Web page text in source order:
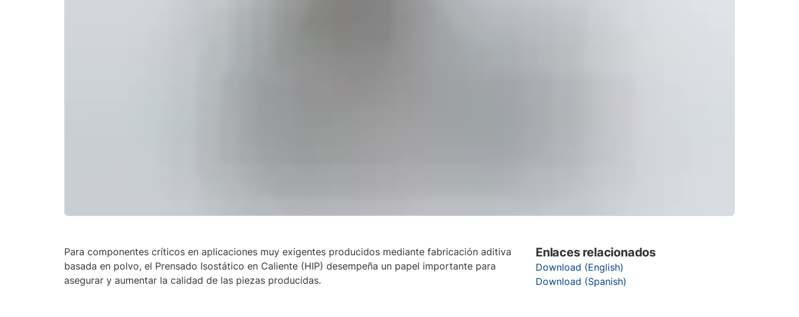
Para componentes críticos en aplicaciones muy exigentes producidos mediante fabricación aditiva
basada en polvo, el Prensado Isostático en Caliente (HIP) desempeña un papel importante para
asegurar y aumentar la calidad de las piezas producidas.
Enlaces relacionados
Download (English)
Download (Spanish)